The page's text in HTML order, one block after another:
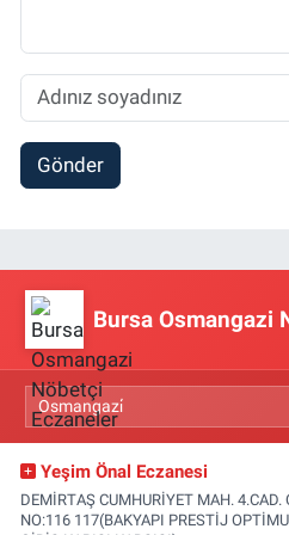
Gönder
Bursa Osmangazi
Yeşim Önal Eczanesi
DEMİRTAŞ CUMHURİYET MAH.
NO:116 117(BAKYAPI PRESTİJ